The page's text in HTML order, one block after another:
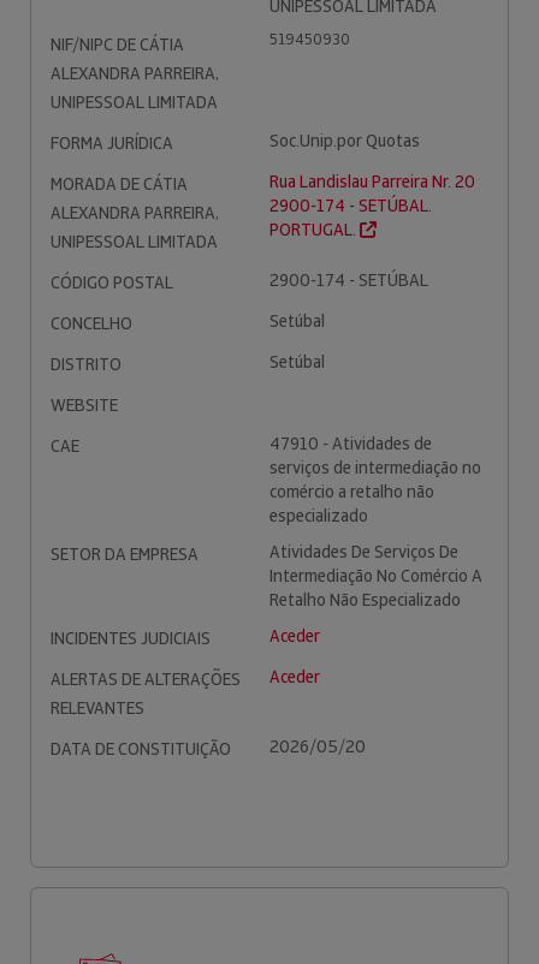
UNIPESSOAL LIMITADA
NIF/NIPC DE CÁTIA
ALEXANDRA PARREIRA,
UNIPESSOAL LIMITADA
519450930
FORMA JURÍDICA
Soc.Unip.por Quotas
MORADA DE CÁTIA
ALEXANDRA PARREIRA,
UNIPESSOAL LIMITADA
Rua Landislau Parreira Nr. 20
2900-174 - SETÚBAL.
PORTUGAL.
CÓDIGO POSTAL
2900-174 - SETÚBAL
CONCELHO
Setúbal
DISTRITO
Setúbal
WEBSITE
CAE
47910 - Atividades de
serviços de intermediação no
comércio a retalho não
especializado
SETOR DA EMPRESA
Atividades De Serviços De
Intermediação No Comércio A
Retalho Não Especializado
INCIDENTES JUDICIAIS
Aceder
ALERTAS DE ALTERAÇÕES
RELEVANTES
Aceder
DATA DE CONSTITUIÇÃO 2026/05/20